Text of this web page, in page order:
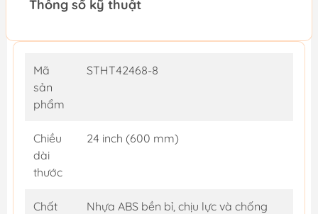
Thông số kỹ thuật
Mã
sản
phẩm
STHT42468-8
Chiều
dài
thước
24 inch (600 mm)
Chất
Nhựa ABS bền bỉ, chịu lực và chống